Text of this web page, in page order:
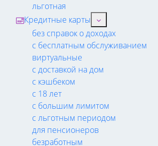
льготная
Кредитные карты
без справок о доходах
с бесплатным обслуживанием
виртуальные
с доставкой на дом
с кэшбеком
с 18 лет
с большим лимитом
с льготным периодом
для пенсионеров
безработным